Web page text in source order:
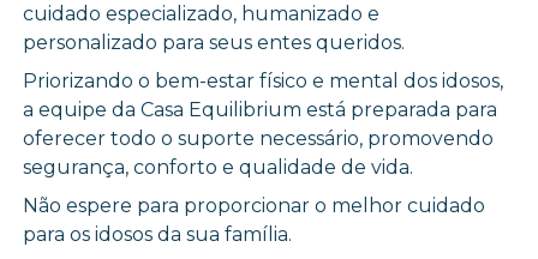
cuidado especializado, humanizado e
personalizado para seus entes queridos.
Priorizando o bem-estar físico e mental dos idosos,
a equipe da Casa Equilibrium está preparada para
oferecer todo o suporte necessário, promovendo
segurança, conforto e qualidade de vida.
Não espere para proporcionar o melhor cuidado
para os idosos da sua família.